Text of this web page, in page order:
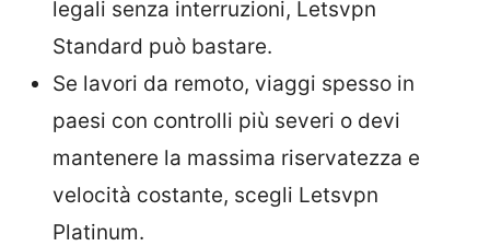
legali senza interruzioni, Letsvpn
Standard può bastare.
Se lavori da remoto, viaggi spesso in
paesi con controlli più severi o devi
mantenere la massima riservatezza e
velocità costante, scegli Letsvpn
Platinum.